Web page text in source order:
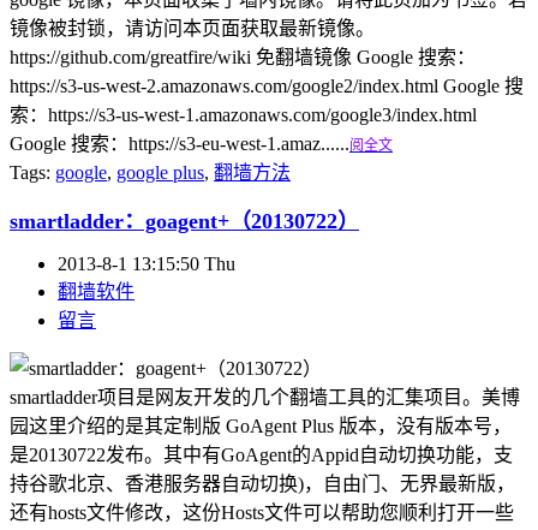
镜像被封锁，请访问本页面获取最新镜像。
https://github.com/greatfire/wiki 免翻墙镜像 Google 搜索：
https://s3-us-west-2.amazonaws.com/google2/index.html Google 搜
索：https://s3-us-west-1.amazonaws.com/google3/index.html
Google 搜索：https://s3-eu-west-1.amaz......阅全文
Tags: google, google plus, 翻墙方法
smartladder：goagent+（20130722）
2013-8-1 13:15:50 Thu
翻墙软件
留言
smartladder项目是网友开发的几个翻墙工具的汇集项目。美博
园这里介绍的是其定制版 GoAgent Plus 版本，没有版本号，
是20130722发布。其中有GoAgent的Appid自动切换功能，支
持谷歌北京、香港服务器自动切换)，自由门、无界最新版，
还有hosts文件修改，这份Hosts文件可以帮助您顺利打开一些